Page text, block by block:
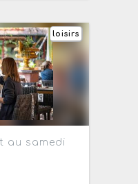
loisirs
au samedi